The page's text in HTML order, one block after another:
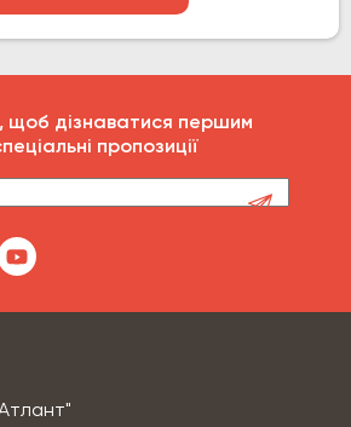
щоб дізнаватися першим
пропозиції